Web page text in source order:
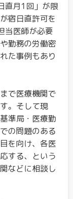
直月1回」が限
宿日直許可を
当医師が必要
勤務の労働密
た事例もあり
で医療機関で
。そして現
準局・医療勤
の問題のある
を向け、各医
する、という
などに相談し